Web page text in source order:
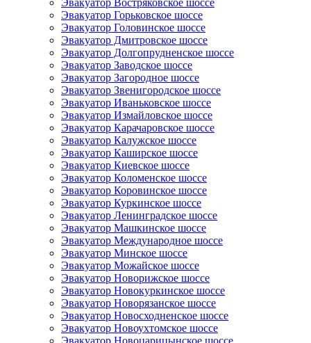
Эвакуатор Востряковское шоссе
Эвакуатор Горьковское шоссе
Эвакуатор Головинское шоссе
Эвакуатор Дмитровское шоссе
Эвакуатор Долгопрудненское шоссе
Эвакуатор Заводское шоссе
Эвакуатор Загородное шоссе
Эвакуатор Звенигородское шоссе
Эвакуатор Иваньковское шоссе
Эвакуатор Измайловское шоссе
Эвакуатор Карачаровское шоссе
Эвакуатор Калужское шоссе
Эвакуатор Каширское шоссе
Эвакуатор Киевское шоссе
Эвакуатор Коломенское шоссе
Эвакуатор Коровинское шоссе
Эвакуатор Куркинское шоссе
Эвакуатор Ленинградское шоссе
Эвакуатор Машкинское шоссе
Эвакуатор Международное шоссе
Эвакуатор Минское шоссе
Эвакуатор Можайское шоссе
Эвакуатор Новорижское шоссе
Эвакуатор Новокуркинское шоссе
Эвакуатор Новорязанское шоссе
Эвакуатор Новосходненское шоссе
Эвакуатор Новоухтомское шоссе